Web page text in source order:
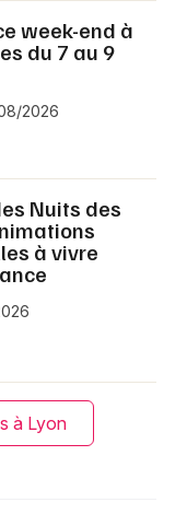
week-end à
du 7 au 9
2026
Nuits des
à vivre
à Lyon